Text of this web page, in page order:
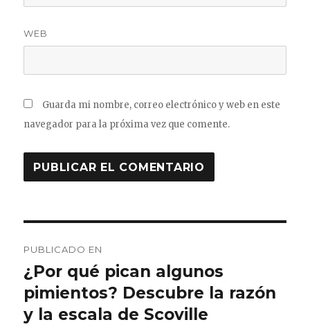
WEB
Guarda mi nombre, correo electrónico y web en este
navegador para la próxima vez que comente.
de
entradas
PUBLICADO EN
¿Por qué pican algunos
pimientos? Descubre la razón
y la escala de Scoville